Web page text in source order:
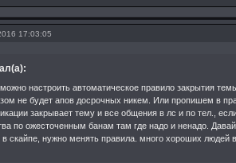
17:03:05
настроить автоматическое правило закрытия
не будет апов досрочных никем. Или пропишем в
закрывает тему и все общения в лс и по тел.,
по ожесточенным банам там где надо и ненадо.
скайпе, нужно менять правила. много хороших людей